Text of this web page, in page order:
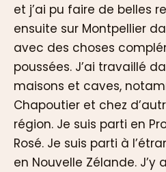
et j’ai pu faire de belles
ensuite sur Montpellier
avec des choses
poussées. J’ai travaillé
maisons et caves,
Chapoutier et chez
région. Je suis parti en
Rosé. Je suis parti à
en Nouvelle Zélande. J’y